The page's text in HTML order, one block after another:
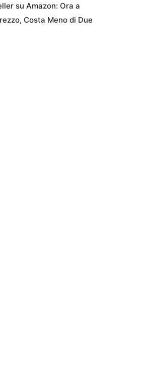
su Amazon: Ora a
Costa Meno di Due